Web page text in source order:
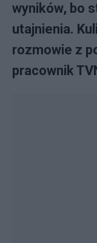
wyników, bo
utajnienia.
rozmowie z
pracownik